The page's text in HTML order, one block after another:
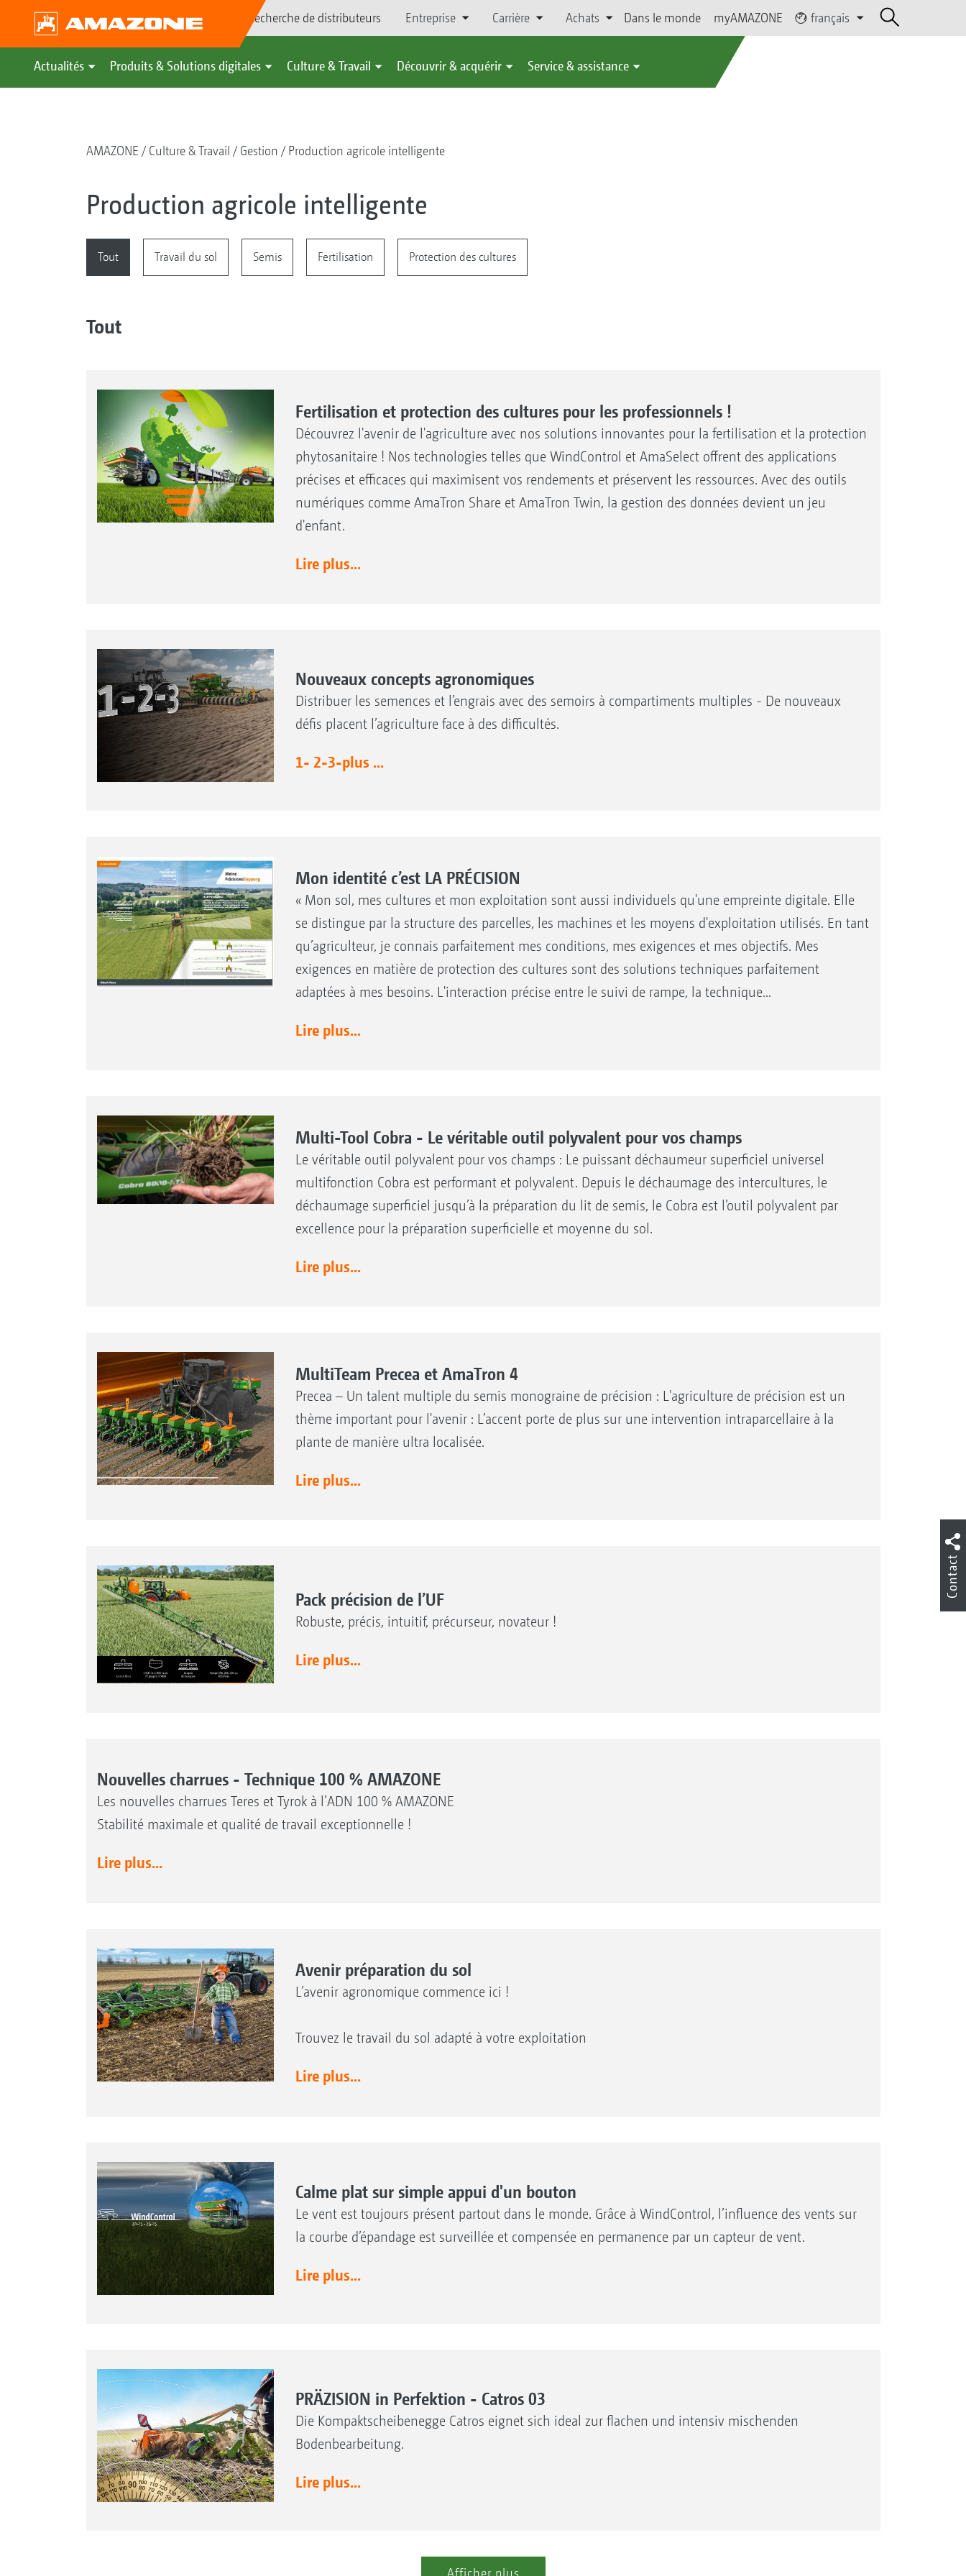
Recherche de distributeurs Entreprise Carrière Achats Dans le monde myAMAZONE français
Actualités Produits & Solutions digitales Culture & Travail Découvrir & acquérir Service & assistance
AMAZONE Culture & Travail Gestion Production agricole intelligente
Production agricole intelligente
Tout Travail du sol Semis Fertilisation Protection des cultures
Tout
Fertilisation et protection des cultures pour les professionnels !
Découvrez l'avenir de l'agriculture avec nos solutions innovantes pour la fertilisation et la protection
phytosanitaire ! Nos technologies telles que WindControl et AmaSelect offrent des applications
précises et efficaces qui maximisent vos rendements et préservent les ressources. Avec des outils
numériques comme AmaTron Share et AmaTron Twin, la gestion des données devient un jeu
d'enfant.
Lire plus...
Nouveaux concepts agronomiques
Distribuer les semences et l’engrais avec des semoirs à compartiments multiples - De nouveaux
défis placent l’agriculture face à des difficultés.
1- 2-3-plus ...
Mon identité c’est LA PRÉCISION
« Mon sol, mes cultures et mon exploitation sont aussi individuels qu'une empreinte digitale. Elle
se distingue par la structure des parcelles, les machines et les moyens d'exploitation utilisés. En tant
qu’agriculteur, je connais parfaitement mes conditions, mes exigences et mes objectifs. Mes
exigences en matière de protection des cultures sont des solutions techniques parfaitement
adaptées à mes besoins. L'interaction précise entre le suivi de rampe, la technique...
Lire plus...
Multi-Tool Cobra - Le véritable outil polyvalent pour vos champs
Le véritable outil polyvalent pour vos champs : Le puissant déchaumeur superficiel universel
multifonction Cobra est performant et polyvalent. Depuis le déchaumage des intercultures, le
déchaumage superficiel jusqu’à la préparation du lit de semis, le Cobra est l’outil polyvalent par
excellence pour la préparation superficielle et moyenne du sol.
Lire plus...
MultiTeam Precea et AmaTron 4
Precea – Un talent multiple du semis monograine de précision : L'agriculture de précision est un
thème important pour l'avenir : L’accent porte de plus sur une intervention intraparcellaire à la
plante de manière ultra localisée.
Lire plus...
Pack précision de l’UF
Robuste, précis, intuitif, précurseur, novateur !
Lire plus...
Nouvelles charrues - Technique 100 % AMAZONE
Les nouvelles charrues Teres et Tyrok à l’ADN 100 % AMAZONE
Stabilité maximale et qualité de travail exceptionnelle !
Lire plus...
Avenir préparation du sol
L’avenir agronomique commence ici !
Trouvez le travail du sol adapté à votre exploitation
Lire plus...
Calme plat sur simple appui d'un bouton
Le vent est toujours présent partout dans le monde. Grâce à WindControl, l’influence des vents sur
la courbe d’épandage est surveillée et compensée en permanence par un capteur de vent.
Lire plus...
PRÄZISION in Perfektion - Catros 03
Die Kompaktscheibenegge Catros eignet sich ideal zur flachen und intensiv mischenden
Bodenbearbeitung.
Lire plus...
Afficher plus
Contact